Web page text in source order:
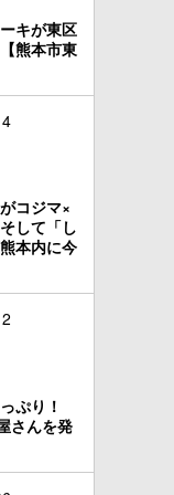
キが東区
熊本市東
コジマ×
して「し
本内に今
ぷり！
さんを発